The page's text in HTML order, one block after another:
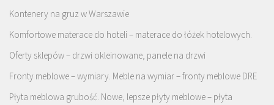
Kontenery na gruz w Warszawie
Komfortowe materace do hoteli – materace do łóżek hotelowych.
Oferty sklepów – drzwi okleinowane, panele na drzwi
Fronty meblowe – wymiary. Meble na wymiar – fronty meblowe DRE
Płyta meblowa grubość. Nowe, lepsze płyty meblowe – płyta